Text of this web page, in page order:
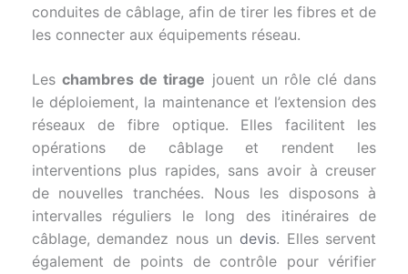
conduites de câblage, afin de tirer les fibres et de
les connecter aux équipements réseau.
Les chambres de tirage jouent un rôle clé dans
le déploiement, la maintenance et l’extension des
réseaux de fibre optique. Elles facilitent les
opérations de câblage et rendent les
interventions plus rapides, sans avoir à creuser
de nouvelles tranchées. Nous les disposons à
intervalles réguliers le long des itinéraires de
câblage, demandez nous un devis. Elles servent
également de points de contrôle pour vérifier